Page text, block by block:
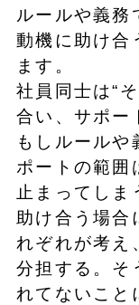
ルールや義務
動機に助け合
ます。
社員同士は“
合い、サポー
もしルールや
ポートの範囲
止まってしま
助け合う場合
れぞれが考え
分担する。そ
れてないこと